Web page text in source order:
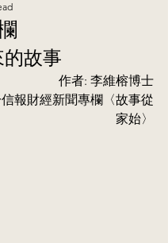
故事
作者: 李維榕博士
報財經新聞專欄〈故事從
家始〉